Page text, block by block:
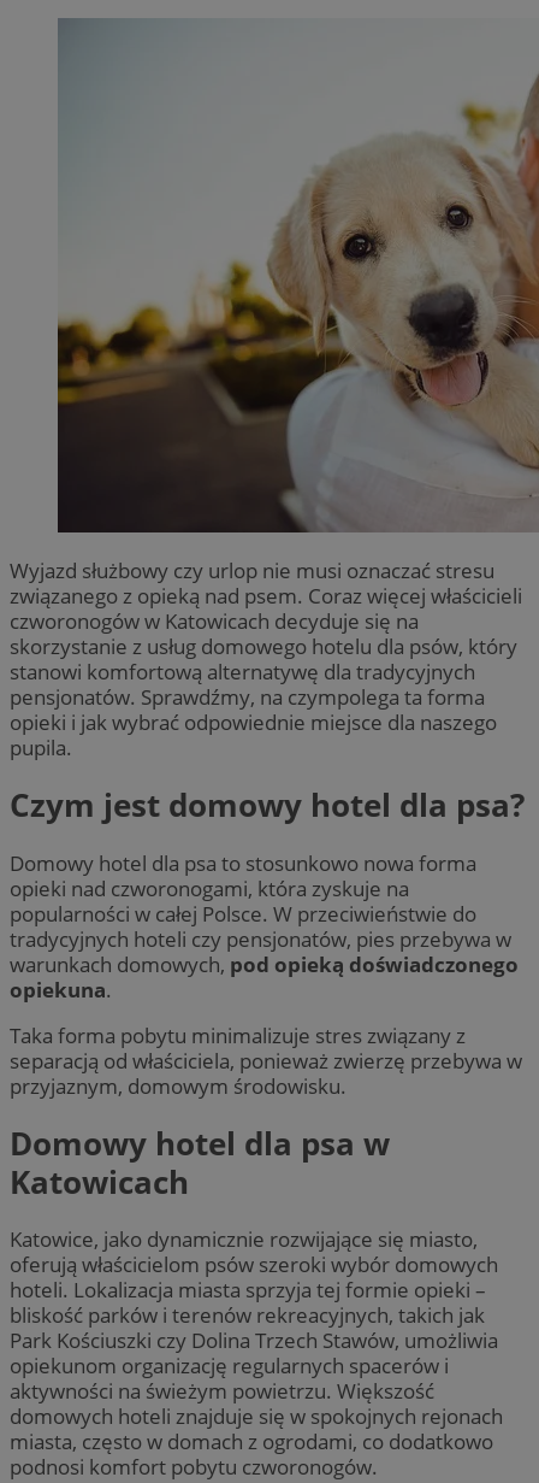
Wyjazd służbowy czy urlop nie musi oznaczać stresu
związanego z opieką nad psem. Coraz więcej właścicieli
czworonogów w Katowicach decyduje się na
skorzystanie z usług domowego hotelu dla psów, który
stanowi komfortową alternatywę dla tradycyjnych
pensjonatów. Sprawdźmy, na czympolega ta forma
opieki i jak wybrać odpowiednie miejsce dla naszego
pupila.
Czym jest domowy hotel dla psa?
Domowy hotel dla psa to stosunkowo nowa forma
opieki nad czworonogami, która zyskuje na
popularności w całej Polsce. W przeciwieństwie do
tradycyjnych hoteli czy pensjonatów, pies przebywa w
warunkach domowych, pod opieką doświadczonego
opiekuna.
Taka forma pobytu minimalizuje stres związany z
separacją od właściciela, ponieważ zwierzę przebywa w
przyjaznym, domowym środowisku.
Domowy hotel dla psa w
Katowicach
Katowice, jako dynamicznie rozwijające się miasto,
oferują właścicielom psów szeroki wybór domowych
hoteli. Lokalizacja miasta sprzyja tej formie opieki –
bliskość parków i terenów rekreacyjnych, takich jak
Park Kościuszki czy Dolina Trzech Stawów, umożliwia
opiekunom organizację regularnych spacerów i
aktywności na świeżym powietrzu. Większość
domowych hoteli znajduje się w spokojnych rejonach
miasta, często w domach z ogrodami, co dodatkowo
podnosi komfort pobytu czworonogów.